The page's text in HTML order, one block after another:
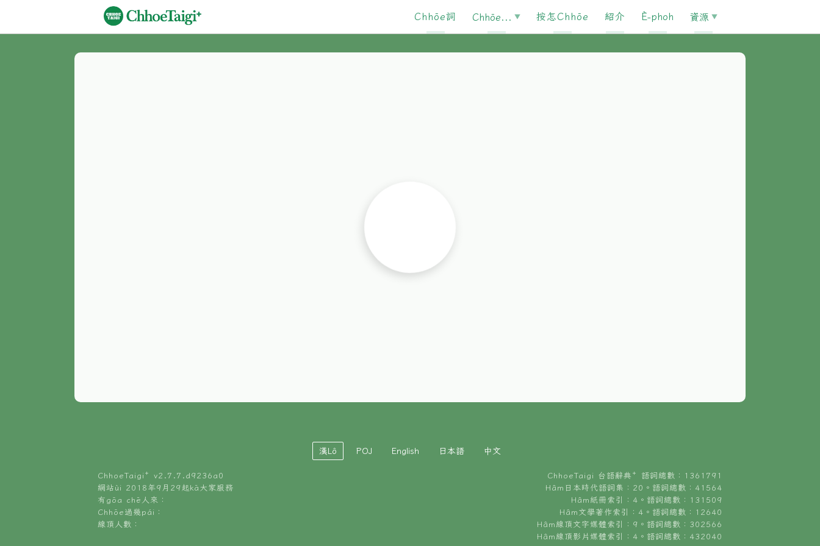
Chhōe詞 Chhōe... 按怎Chhōe 紹介 È-phoh 資源
漢Lô POJ English 日本語 中文
ChhoeTaigi⁺ v2.7.7.d9236a0
網站ùi 2018年9月29起kā大家服務
有gōa chē人來：
Chhōe過幾pái：
線頂人數：
ChhoeTaigi 台語辭典⁺ 語詞總數：1361791
Hâm日本時代語詞集：20。語詞總數：41564
Hâm紙冊索引：4。語詞總數：131509
Hâm文學著作索引：4。語詞總數：12640
Hâm線頂文字媒體索引：9。語詞總數：302566
Hâm線頂影片媒體索引：4。語詞總數：432040